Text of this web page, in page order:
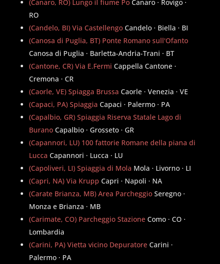
(Canaro, RO) Lungo il fiume Po Canaro · Rovigo ·
RO
(Candelo, BI) Via Castellengo Candelo · Biella · BI
(Canosa di Puglia, BT) Ponte Romano sull'Ofanto
Canosa di Puglia · Barletta-Andria-Trani · BT
(Cantone, CR) Via E.Fermi Cappella Cantone ·
Cremona · CR
(Caorle, VE) Spiagga Brussa Caorle · Venezia · VE
(Capaci, PA) Spiaggia Capaci · Palermo · PA
(Capalbio, GR) Spiaggia Riserva Statale Lago di
Burano Capalbio · Grosseto · GR
(Capannori, LU) 100 fattorie Romane della piana di
Lucca Capannori · Lucca · LU
(Capoliveri, LI) Spiaggia di Mola Mola · Livorno · LI
(Capri, NA) Via Krupp Capri · Napoli · NA
(Carate Brianza, MB) Area Parcheggio Seregno ·
Monza e Brianza · MB
(Carimate, CO) Parcheggio Stazione Como · CO ·
Lombardia
(Carini, PA) Vietta vicino Depuratore Carini ·
Palermo · PA